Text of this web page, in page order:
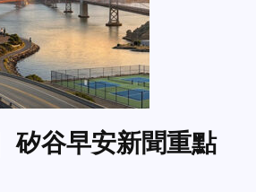
矽谷早安新聞重點